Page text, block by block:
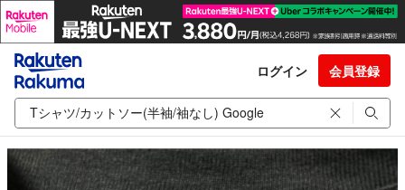
ログイン 会員登録